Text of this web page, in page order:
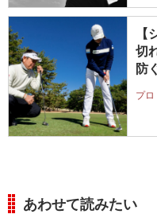
切
防
プ
あわせて読みたい